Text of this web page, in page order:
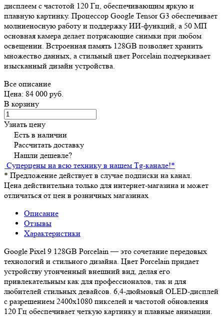
дисплеем с частотой 120 Гц, обеспечивающим яркую и
плавную картинку. Процессор Google Tensor G3 обеспечивает
молниеносную работу и поддержку ИИ-функций, а 50 МП
основная камера делает потрясающие снимки при любом
освещении. Встроенная память 128GB позволяет хранить
множество данных, а стильный цвет Porcelain подчеркивает
изысканный дизайн устройства.
Все описание
Цена: 84 000 руб.
В корзину
Узнать цену
Есть в наличии
Рассчитать доставку
Нашли дешевле?
Суперцены на всю технику в нашем Tg-канале!*
* Предложение действует в случае подписки на канал.
Цена действительна только для интернет-магазина и может
отличаться от цен в розничных магазинах
Описание
Отзывы
Характеристики
Google Pixel 9 128GB Porcelain — это сочетание передовых
технологий и стильного дизайна. Цвет Porcelain придает
устройству утонченный внешний вид, делая его
привлекательным как для профессионалов, так и для
любителей стильных девайсов. 6,4-дюймовый OLED-дисплей
с разрешением 2400x1080 пикселей и частотой обновления
120 Гц обеспечивает четкую картинку и плавные анимации.